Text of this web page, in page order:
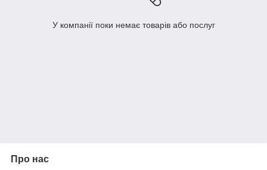
У компанії поки немає товарів або послуг
Про нас